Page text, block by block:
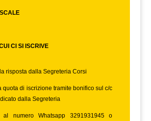
CI SI ISCRIVE
risposta dalla Segreteria Corsi
quota di iscrizione tramite bonifico sul c/c
dalla Segreteria
numero Whatsapp 3291931945 o